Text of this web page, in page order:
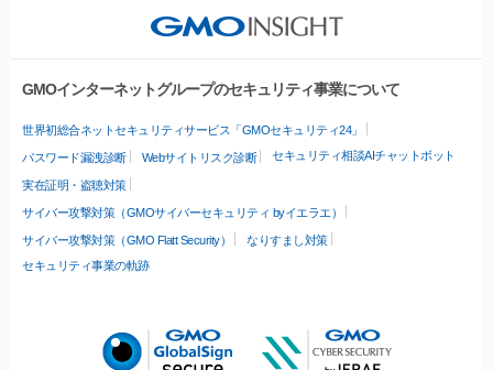
GMOインターネットグループのセキュリティ事業について
世界初総合ネットセキュリティサービス「GMOセキュリティ24」
パスワード漏洩診断 Webサイトリスク診断 セキュリティ相談AIチャットボット
実在証明・盗聴対策
サイバー攻撃対策（GMOサイバーセキュリティ byイエラエ）
サイバー攻撃対策（GMO Flatt Security）
なりすまし対策
セキュリティ事業の軌跡